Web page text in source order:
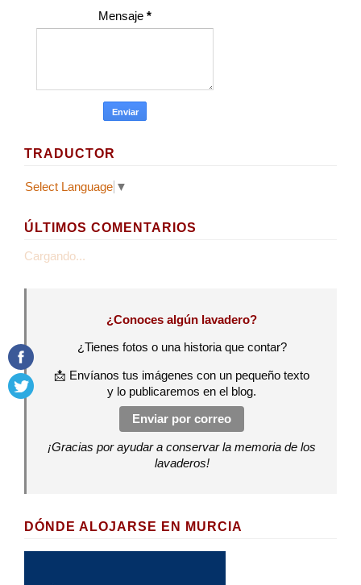
Mensaje *
TRADUCTOR
Select Language ▼
ÚLTIMOS COMENTARIOS
Cargando...
¿Conoces algún lavadero?
¿Tienes fotos o una historia que contar?
📩 Envíanos tus imágenes con un pequeño texto
y lo publicaremos en el blog.
Enviar por correo
¡Gracias por ayudar a conservar la memoria de los
lavaderos!
DÓNDE ALOJARSE EN MURCIA